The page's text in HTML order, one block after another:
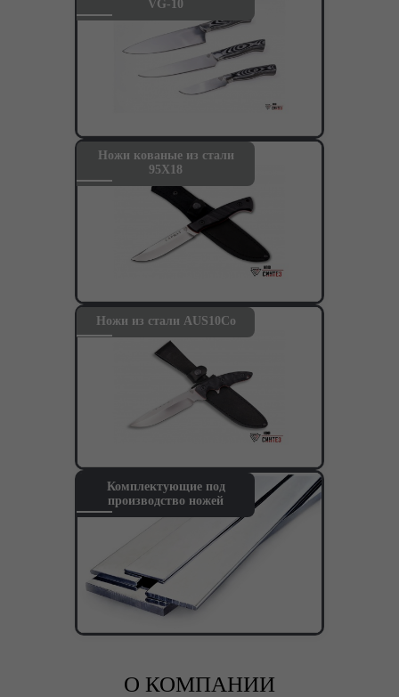
Видео
VG-10
Ножи кованые из стали
95Х18
Ножи из стали AUS10Co
Комплектующие под
производство ножей
О КОМПАНИИ